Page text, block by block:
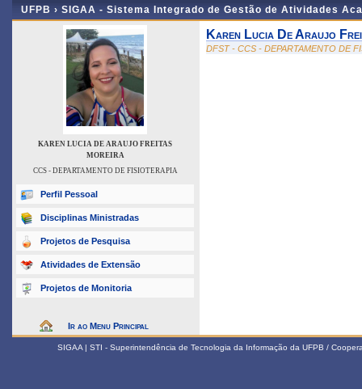
UFPB › SIGAA - Sistema Integrado de Gestão de Atividades
KAREN LUCIA DE ARAUJO FREITAS
MOREIRA
CCS - DEPARTAMENTO DE FISIOTERAPIA
Perfil Pessoal
Disciplinas Ministradas
Projetos de Pesquisa
Atividades de Extensão
Projetos de Monitoria
Ir ao Menu Principal
Karen Lucia De Araujo
DFST - CCS - DEPARTAMENTO DE
SIGAA | STI - Superintendência de Tecnologia da Informação da UFPB /